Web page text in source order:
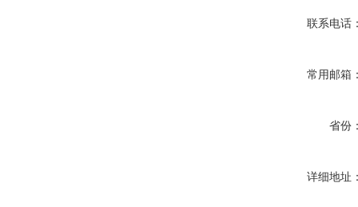
联系电话
常用邮箱
省份
详细地址